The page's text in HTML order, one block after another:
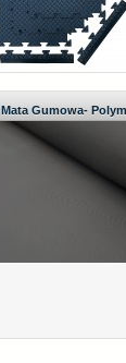
Mata Gumowa-